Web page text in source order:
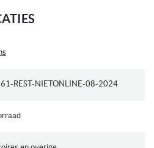
REST-NIETONLINE-08-2024